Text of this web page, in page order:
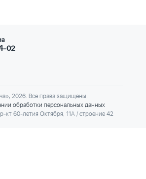
02
2026. Все права защищены.
обработки персональных данных
кт 60-летия Октября, 11А / строение 42